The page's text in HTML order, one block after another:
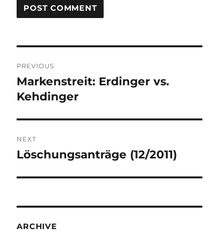
navigation
PREVIOUS
Previous
post:
Markenstreit: Erdinger vs.
Kehdinger
NEXT
Next
Löschungsanträge (12/2011)
ARCHIVE